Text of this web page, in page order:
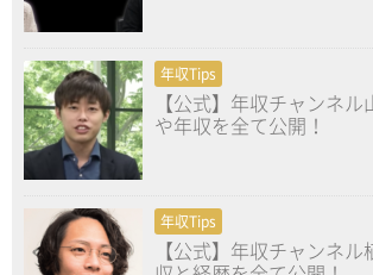
年収Tips
【公式】年収チャンネル
や年収を全て公開！
年収Tips
【公式】年収チャンネル